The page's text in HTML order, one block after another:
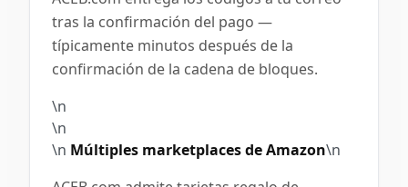
tras la confirmación del pago —
típicamente minutos después de la
confirmación de la cadena de bloques.
\n
\n
\n Múltiples marketplaces de Amazon\n